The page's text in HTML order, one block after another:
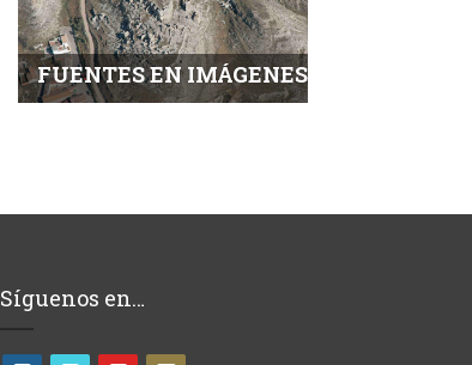
FUENTES EN IMÁGENES
Síguenos en…